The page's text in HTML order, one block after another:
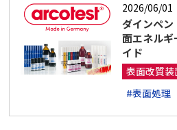
2026/06/01
ダインペン
面エネルギ
イド
表面改質装
#表面処理